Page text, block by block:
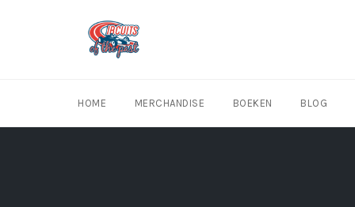
HOME MERCHANDISE BOEKEN BLOG